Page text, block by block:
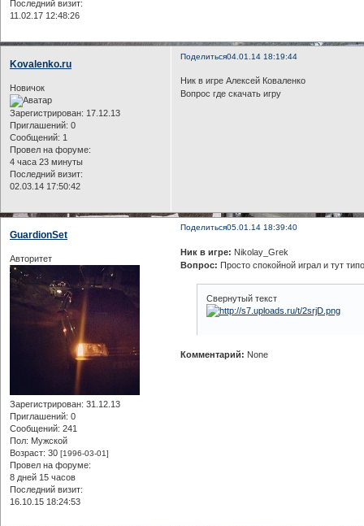
Последний визит:
11.02.17 12:48:26
Поделиться04.01.14 18:19:44
Kovalenko.ru
Новичок
Зарегистрирован: 17.12.13
Приглашений: 0
Сообщений: 1
Провел на форуме:
4 часа 23 минуты
Последний визит:
02.03.14 17:50:42
Ник в игре Алексей Коваленко
Вопрос где скачать игру
Поделиться05.01.14 18:39:40
GuardionSet
Авторитет
Зарегистрирован: 31.12.13
Приглашений: 0
Сообщений: 241
Пол: Мужской
Возраст: 30 [1996-03-01]
Провел на форуме:
8 дней 15 часов
Последний визит:
16.10.15 18:24:53
Ник в игре: Nikolay_Grek
Вопрос: Просто спокойной играл и тут
Свернутый текст
Комментарий: None